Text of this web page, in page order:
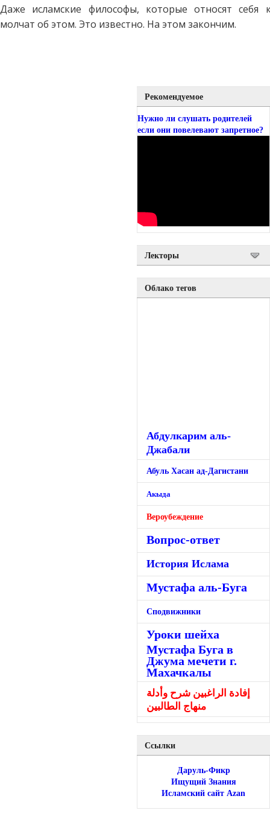
Даже исламские философы, которые относят
молчат об этом. Это известно. На этом закончим.
Рекомендуемое
Нужно ли слушать родителей
если они повелевают запретное?
Лекторы
Облако тегов
Абдулкарим аль-
Джабали
Абуль Хасан ад-Дагистани
Акыда
Вероубеждение
Вопрос-ответ
История Ислама
Мустафа аль-Буга
Сподвижники
Уроки шейха
Мустафа Буга в
Джума мечети г.
Махачкалы
إفادة الراغبين شرح وأدلة
منهاج الطالبين
Ссылки
Даруль-Фикр
Ищущий Знания
Исламский сайт Azan